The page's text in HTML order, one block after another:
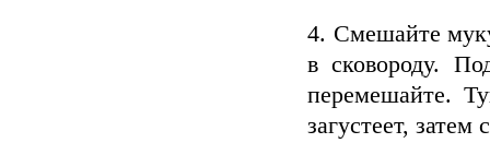
4. Смешайте
в сковороду.
перемешайте.
загустеет,